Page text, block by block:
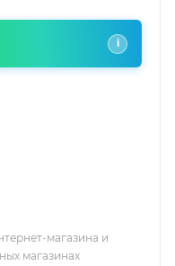
i
магазина и
магазинах